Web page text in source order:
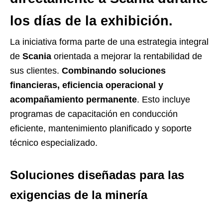
los días de la exhibición.
La iniciativa forma parte de una estrategia integral
de Scania orientada a mejorar la rentabilidad de
sus clientes. Combinando soluciones
financieras, eficiencia operacional y
acompañamiento permanente. Esto incluye
programas de capacitación en conducción
eficiente, mantenimiento planificado y soporte
técnico especializado.
Soluciones diseñadas para las
exigencias de la minería